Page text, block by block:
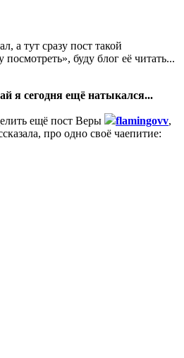
а тут сразу пост такой
буду блог её читать...
я сегодня ещё натыкался...
ещё пост Веры flamingovv,
про одно своё чаепитие: